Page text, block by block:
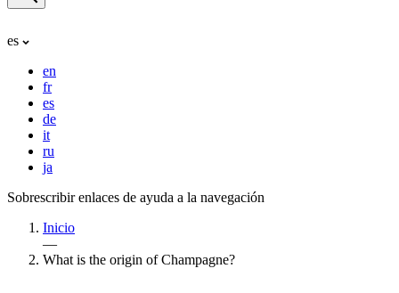
es
en
fr
es
de
it
ru
ja
Sobrescribir enlaces de ayuda a la navegación
Inicio
—
What is the origin of Champagne?